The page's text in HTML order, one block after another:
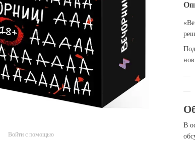
Войти с помощью
В